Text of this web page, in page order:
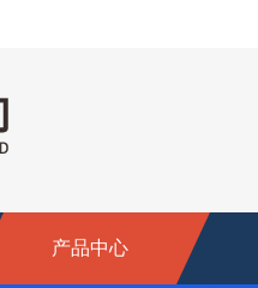
产品中心